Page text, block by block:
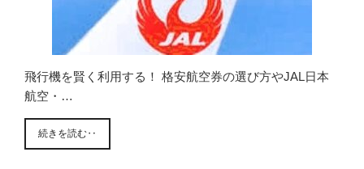
飛行機を賢く利用する！ 格安航空券の選び方やJAL日本
航空・…
続きを読む‥